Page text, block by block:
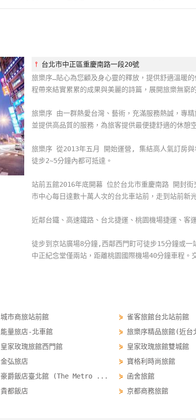
⫯ 台北市中正區重慶南路一段20號
旅樂序…貼心為您顧及身心靈的釋放，提供舒適溫暖
程帶來結實累累的成果與美麗的詩篇，展開旅樂無窮
旅樂序 由一群熱愛台灣、藝術，充滿服務熱誠，專
並提供高品質的服務，為旅客提供最便捷舒適的休憩
旅樂序 從2013年五月 開始運營, 集結高人氣訂房
徒步2~5分鐘內都可抵達。
站前五館2016年底開幕 位於台北市重慶南路 開封
市中心每日達數十萬人次的台北車站前，走到站前新
近鄰台鐵、高速鐵路、台北捷運、桃園機場捷運、客
徒步到京站廣場8分鐘,西鄰西門町可徒步15分鐘或
中正紀念堂僅兩站，距離桃園國際機場40分鐘車程。
城市商旅站前館 ⋟ 雀客旅館台北站前館
能量旅店-北車館 ⋟ 旅樂序精品旅館(近
皇家玫瑰旅館西門館 ⋟ 皇家玫瑰旅館雙城館
金弘旅店 ⋟ 寶格利時尚旅館
豪爵飯店臺北館 (The Metro ... ⋟ 函舍旅館
貴都飯店 ⋟ 京都商務旅館